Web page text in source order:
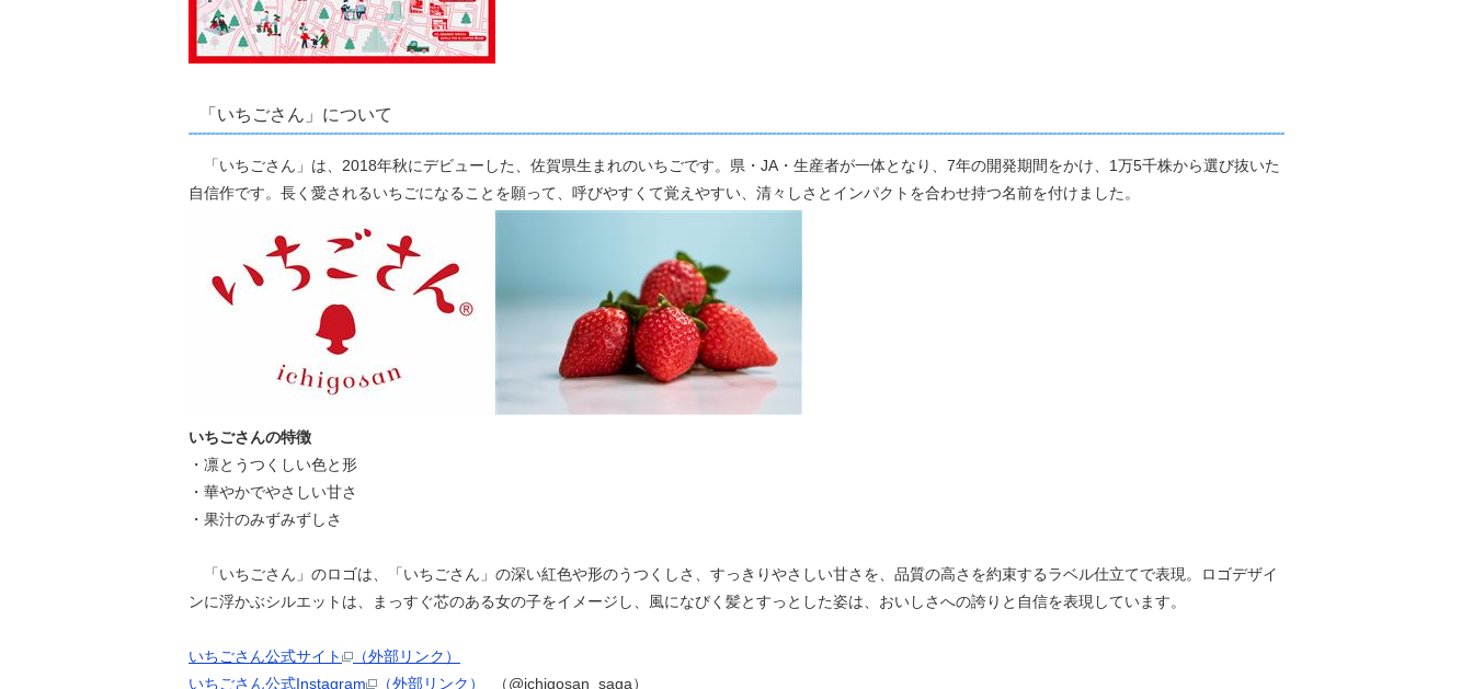
「いちごさん」について
「いちごさん」は、2018年秋にデビューした、佐賀県生まれのいちごです。県・JA・生産者が一体となり、7年の開発期間をかけ、1万5千株から選び抜いた
自信作です。長く愛されるいちごになることを願って、呼びやすくて覚えやすい、清々しさとインパクトを合わせ持つ名前を付けました。
いちごさんの特徴
・凛とうつくしい色と形
・華やかでやさしい甘さ
・果汁のみずみずしさ
「いちごさん」のロゴは、「いちごさん」の深い紅色や形のうつくしさ、すっきりやさしい甘さを、品質の高さを約束するラベル仕立てで表現。ロゴデザイ
ンに浮かぶシルエットは、まっすぐ芯のある女の子をイメージし、風になびく髪とすっとした姿は、おいしさへの誇りと自信を表現しています。
いちごさん公式サイト
（外部リンク）
いちごさん公式Instagram
（外部リンク） （@ichigosan_saga）